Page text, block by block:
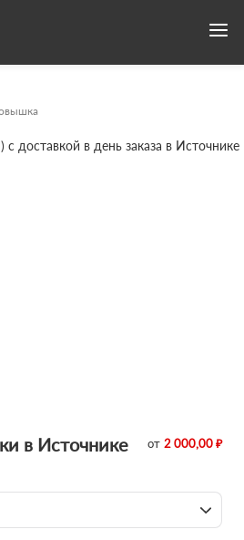
в Источнике от 2 000,00 ₽